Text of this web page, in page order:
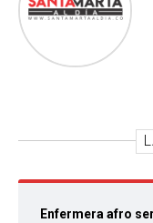
Enfermera afro